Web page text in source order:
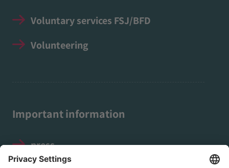
Voluntary services FSJ/BFD
Volunteering
Important information
press